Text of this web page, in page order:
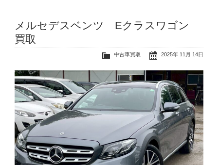
メルセデスベンツ Eクラスワゴン
買取
2025年 11月 14日
中古車買取